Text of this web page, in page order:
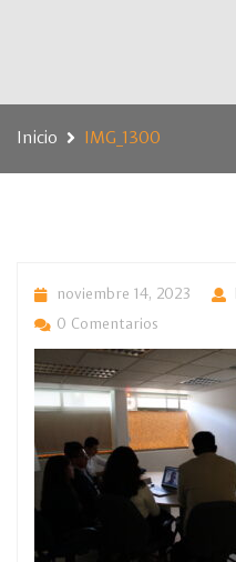
Inicio IMG_1300
noviembre 14, 2023
0 Comentarios